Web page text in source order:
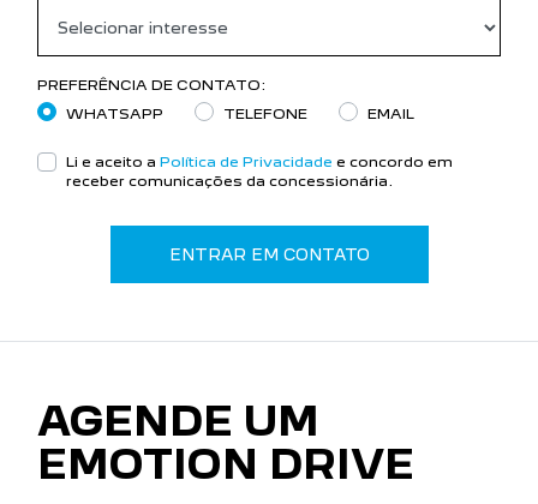
PREFERÊNCIA DE CONTATO:
WHATSAPP
TELEFONE EMAIL
Li e aceito a Política de Privacidade e concordo em
receber comunicações da concessionária.
ENTRAR EM CONTATO
AGENDE UM
EMOTION DRIVE